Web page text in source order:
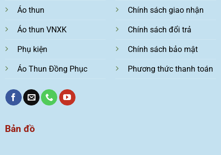
Áo thun
Áo thun VNXK
Phụ kiện
Áo Thun Đồng Phục
Chính sách giao nhận
Chính sách đổi trả
Chính sách bảo mật
Phương thức thanh toán
Bản đồ